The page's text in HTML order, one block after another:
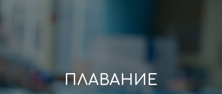
ПЛАВАНИЕ